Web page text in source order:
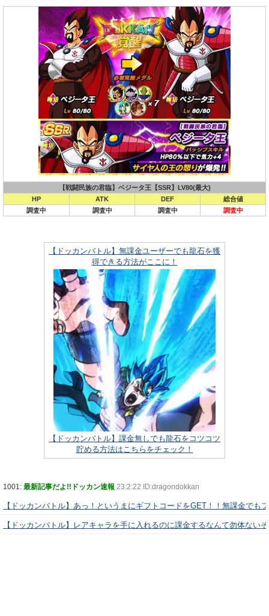
【戦闘民族の君臨】ベジータ王【SSR】LV80(最大)
HP
ATK DEF
総合値
調査中
調査中 調査中 調査中
【ドッカンバトル】無課金ユーザーでも龍石を獲
得できる方法がここに！
【ドッカンバトル】課金無しでも龍石をコツコツ
貯める方法はこちらをチェック！
1001: 最新記事だよ!!ドッカン速報 23:2:22 ID:dragondokkan
【ドッカンバトル】あっ！というまにギフトコードをGET！！無課金でも
【ドッカンバトル】レアキャラを手に入れるのに課金するなんて勿体ない